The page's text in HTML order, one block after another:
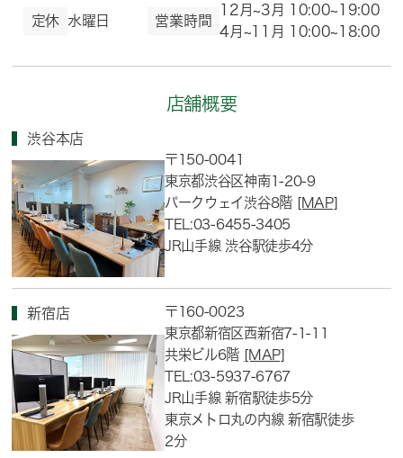
定休 水曜日 営業時間
12月~3月 10:00~19:00
4月~11月 10:00~18:00
店舗概要
渋谷本店
〒150-0041
東京都渋谷区神南1-20-9
パークウェイ渋谷8階 [MAP]
TEL:03-6455-3405
JR山手線 渋谷駅徒歩4分
新宿店
〒160-0023
東京都新宿区西新宿7-1-11
共栄ビル6階 [MAP]
TEL:03-5937-6767
JR山手線 新宿駅徒歩5分
東京メトロ丸の内線 新宿駅徒歩
2分